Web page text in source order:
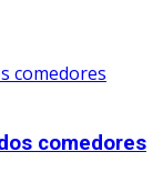
comedores